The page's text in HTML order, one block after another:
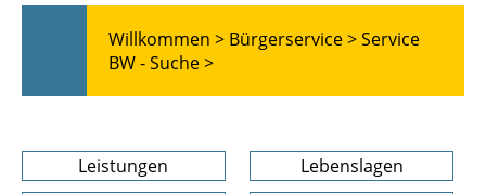
Willkommen > Bürgerservice >Service
BW - Suche >
Leistungen
Lebenslagen